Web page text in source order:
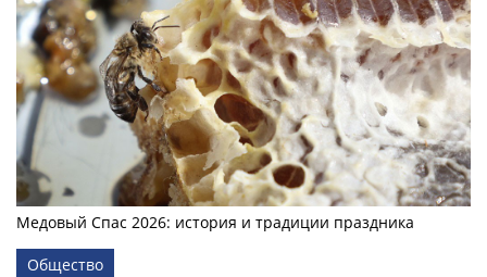
Медовый Спас 2026: история и традиции праздника
Общество